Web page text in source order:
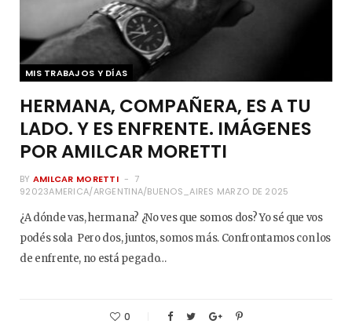
MIS TRABAJOS Y DÍAS
HERMANA, COMPAÑERA, ES A TU
LADO. Y ES ENFRENTE. IMÁGENES
POR AMILCAR MORETTI
BY AMILCAR MORETTI
7
92023AMERICA/ARGENTINA/BUENOS_AIRES MARZO DE 2025
¿A dónde vas, hermana? ¿No ves que somos dos? Yo sé que vos
podés sola Pero dos, juntos, somos más. Confrontamos con los
de enfrente, no está pegado…
0